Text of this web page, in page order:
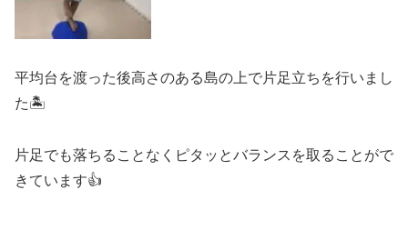
平均台を渡った後高さのある島の上で片足立ちを行いまし
た🏝
片足でも落ちることなくピタッとバランスを取ることがで
きています👍